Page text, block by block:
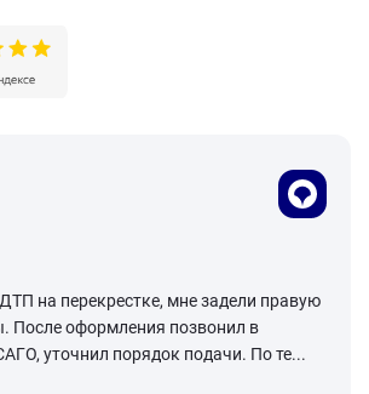
на перекрестке, мне задели правую
После оформления позвонил в
уточнил порядок подачи. По те...